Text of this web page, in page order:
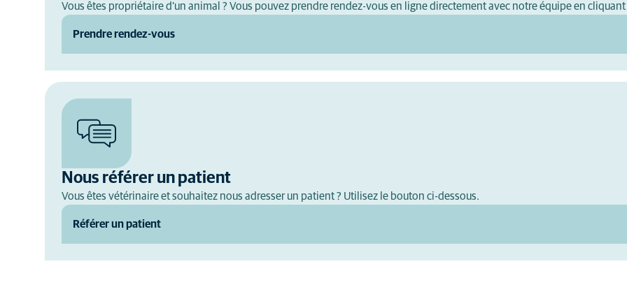
Vous êtes propriétaire d'un animal ? Vous pouvez prendre rendez-vous en ligne directement avec notre équipe en
Prendre rendez-vous
Nous référer un patient
Vous êtes vétérinaire et souhaitez nous adresser un patient ? Utilisez le bouton ci-dessous.
Référer un patient